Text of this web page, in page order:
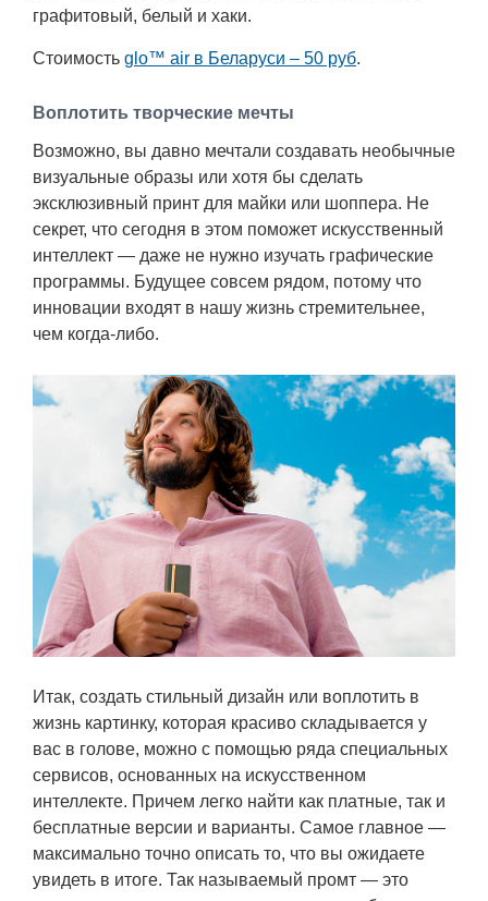
графитовый, белый и хаки.
Стоимость glo™ air в Беларуси – 50 руб.
Воплотить творческие мечты
Возможно, вы давно мечтали создавать необычные
визуальные образы или хотя бы сделать
эксклюзивный принт для майки или шоппера. Не
секрет, что сегодня в этом поможет искусственный
интеллект — даже не нужно изучать графические
программы. Будущее совсем рядом, потому что
инновации входят в нашу жизнь стремительнее,
чем когда-либо.
Итак, создать стильный дизайн или воплотить в
жизнь картинку, которая красиво складывается у
вас в голове, можно с помощью ряда специальных
сервисов, основанных на искусственном
интеллекте. Причем легко найти как платные, так и
бесплатные версии и варианты. Самое главное —
максимально точно описать то, что вы ожидаете
увидеть в итоге. Так называемый промт — это